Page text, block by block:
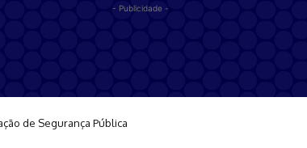
- Publicidade -
de Segurança Pública